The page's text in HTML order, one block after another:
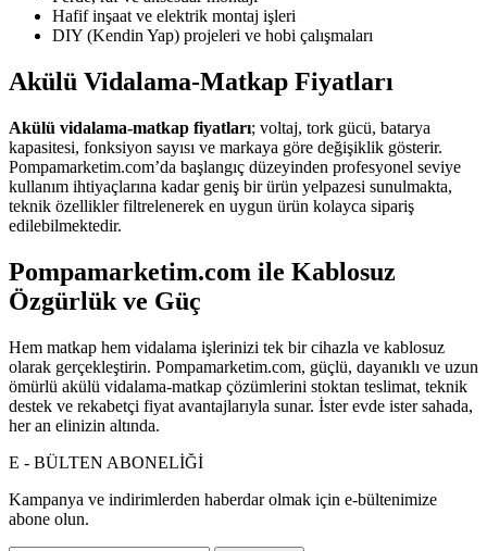
Hafif inşaat ve elektrik montaj işleri
DIY (Kendin Yap) projeleri ve hobi çalışmaları
Akülü Vidalama-Matkap Fiyatları
Akülü vidalama-matkap fiyatları; voltaj, tork gücü, batarya
kapasitesi, fonksiyon sayısı ve markaya göre değişiklik gösterir.
Pompamarketim.com’da başlangıç düzeyinden profesyonel seviye
kullanım ihtiyaçlarına kadar geniş bir ürün yelpazesi sunulmakta,
teknik özellikler filtrelenerek en uygun ürün kolayca sipariş
edilebilmektedir.
Pompamarketim.com ile Kablosuz
Özgürlük ve Güç
Hem matkap hem vidalama işlerinizi tek bir cihazla ve kablosuz
olarak gerçekleştirin. Pompamarketim.com, güçlü, dayanıklı ve uzun
ömürlü akülü vidalama-matkap çözümlerini stoktan teslimat, teknik
destek ve rekabetçi fiyat avantajlarıyla sunar. İster evde ister sahada,
her an elinizin altında.
E - BÜLTEN ABONELİĞİ
Kampanya ve indirimlerden haberdar olmak için e-bültenimize
abone olun.